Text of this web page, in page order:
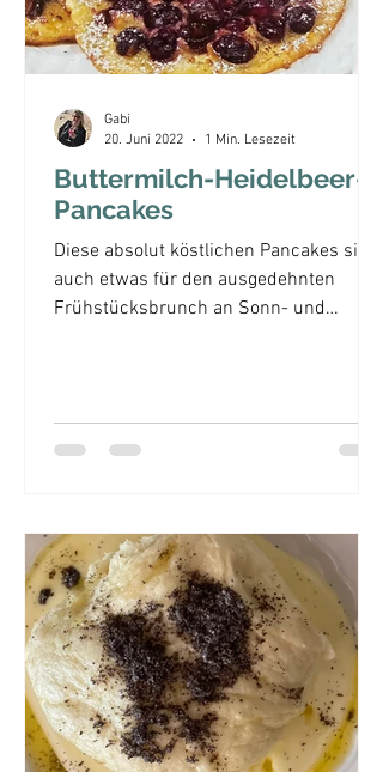
Buttermilch-Heidelbeer-
Pancakes
Diese absolut köstlichen Pancakes sind
auch etwas für den ausgedehnten
Frühstücksbrunch an Sonn- und
Gabi
20. Juni 2022
1 Min. Lesezeit